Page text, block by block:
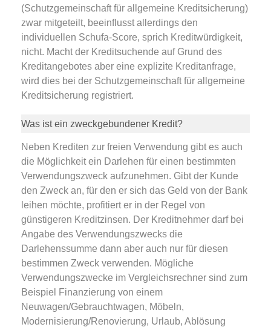
(Schutzgemeinschaft für allgemeine Kreditsicherung)
zwar mitgeteilt, beeinflusst allerdings den
individuellen Schufa-Score, sprich Kreditwürdigkeit,
nicht. Macht der Kreditsuchende auf Grund des
Kreditangebotes aber eine explizite Kreditanfrage,
wird dies bei der Schutzgemeinschaft für allgemeine
Kreditsicherung registriert.
Was ist ein zweckgebundener Kredit?
Neben Krediten zur freien Verwendung gibt es auch
die Möglichkeit ein Darlehen für einen bestimmten
Verwendungszweck aufzunehmen. Gibt der Kunde
den Zweck an, für den er sich das Geld von der Bank
leihen möchte, profitiert er in der Regel von
günstigeren Kreditzinsen. Der Kreditnehmer darf bei
Angabe des Verwendungszwecks die
Darlehenssumme dann aber auch nur für diesen
bestimmen Zweck verwenden. Mögliche
Verwendungszwecke im Vergleichsrechner sind zum
Beispiel Finanzierung von einem
Neuwagen/Gebrauchtwagen, Möbeln,
Modernisierung/Renovierung, Urlaub, Ablösung